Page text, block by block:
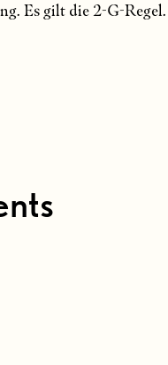
Es gilt die 2-G-Regel.